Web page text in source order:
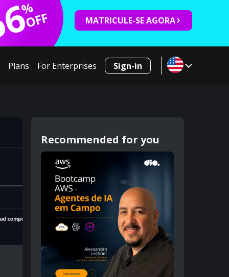
%
OFF MATRICULE-SE AGORA
Plans For Enterprises Sign-in
Recommended for you